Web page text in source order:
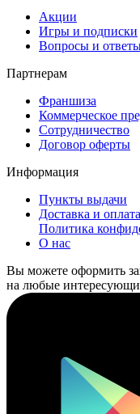
Акции
Игры и подписки
Вопросы и
Партнерам
Франшиза
Коммерческое
Сотрудничество
Договор оферты
Информация
Пункты выдачи
Доставка и оплата
Политика
О нас
Вы можете оформить
на любые